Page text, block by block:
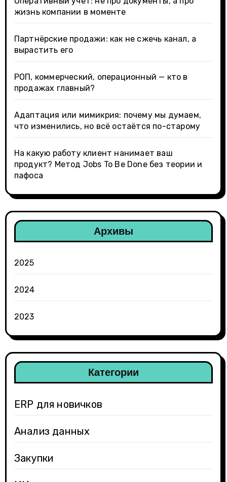
жизнь компании в моменте
Партнёрские продажи: как не сжечь канал, а
вырастить его
РОП, коммерческий, операционный — кто в
продажах главный?
Адаптация или мимикрия: почему мы думаем,
что изменились, но всё остаётся по-старому
На какую работу клиент нанимает ваш
продукт? Метод Jobs To Be Done без теории и
пафоса
Архивы
2025
2024
2023
Категории
ERP для новичков
Анализ данных
Закупки